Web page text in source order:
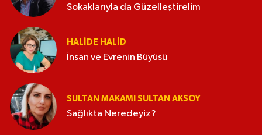
Sokaklarıyla da Güzelleştirelim
HALIDE HALID
İnsan ve Evrenin Büyüsü
SULTAN MAKAMI SULTAN AKSOY
Sağlıkta Neredeyiz?